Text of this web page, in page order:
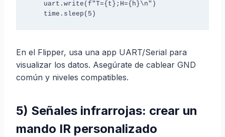
En el Flipper, usa una app UART/Serial para
visualizar los datos. Asegúrate de cablear GND
común y niveles compatibles.
5) Señales infrarrojas: crear un
mando IR personalizado